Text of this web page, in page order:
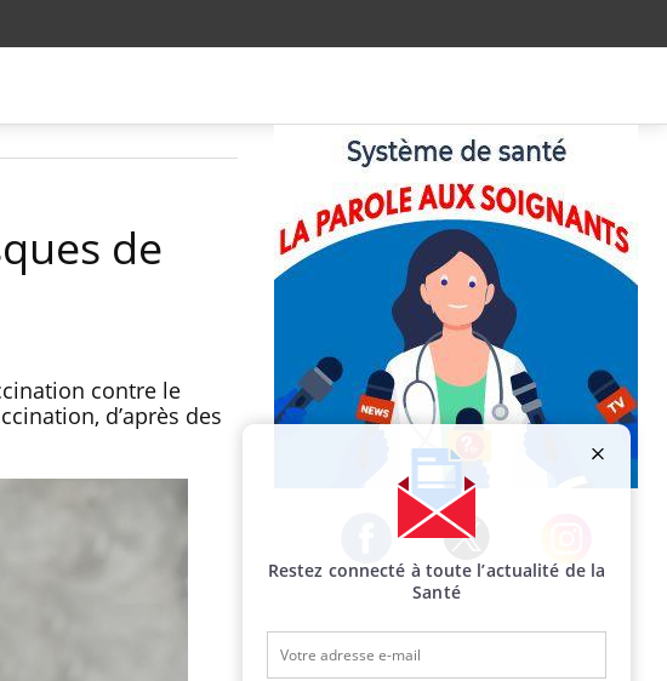
de
contre le
d’après des
Facebook Twitter Instagram
Restez connecté à toute l’actualité de la
Santé